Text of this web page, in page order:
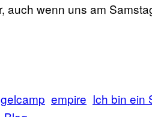
auch wenn uns am
empire Ich bin ein